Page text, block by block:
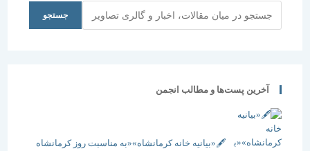
جستجو
آخرین پست‌ها و مطالب انجمن
🖋️«بیانیه خانه کرمانشاه»«به مناسبت روز کرمانشاه